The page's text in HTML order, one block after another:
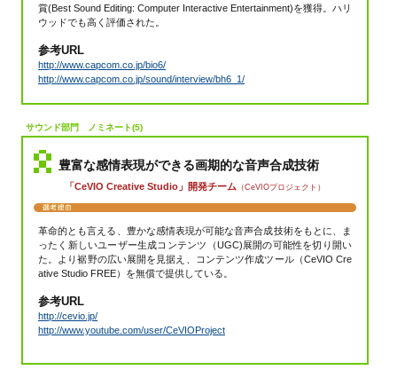
賞(Best Sound Editing: Computer Interactive Entertainment)を獲得。ハリ
ウッドでも高く評価された。
参考URL
http://www.capcom.co.jp/bio6/
http://www.capcom.co.jp/sound/interview/bh6_1/
サウンド部門 ノミネート(5)
豊富な感情表現ができる画期的な音声合成技術
「CeVIO Creative Studio」開発チーム （CeVIOプロジェクト）
革命的とも言える、豊かな感情表現が可能な音声合成技術をもとに、ま
ったく新しいユーザー生成コンテンツ（UGC)展開の可能性を切り開い
た。より裾野の広い展開を見据え、コンテンツ作成ツール（CeVIO Cre
ative Studio FREE）を無償で提供している。
参考URL
http://cevio.jp/
http://www.youtube.com/user/CeVIOProject